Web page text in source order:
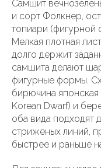
Самшит
и сорт Фолкнер,
топиари (фигурной
Мелкая плотная
долго держит
самшита делают
фигурные формы.
бирючина
Korean Dwarf) и
оба вида подходят
стриженых линий,
быстрее и раньше